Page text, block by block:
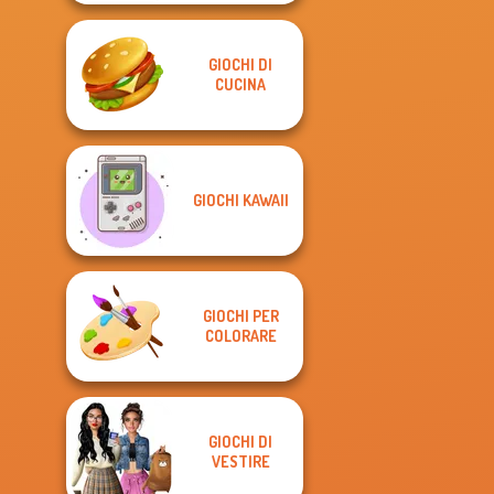
GIOCHI DI
CUCINA
GIOCHI KAWAII
GIOCHI PER
COLORARE
GIOCHI DI
VESTIRE